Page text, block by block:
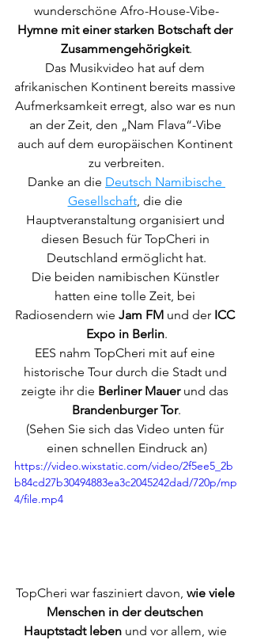
wunderschöne Afro-House-Vibe-
Hymne mit einer starken Botschaft der
Zusammengehörigkeit.
Das Musikvideo hat auf dem
afrikanischen Kontinent bereits massive
Aufmerksamkeit erregt, also war es nun
an der Zeit, den „Nam Flava“-Vibe
auch auf dem europäischen Kontinent
zu verbreiten.
Danke an die Deutsch Namibische
Gesellschaft, die die
Hauptveranstaltung organisiert und
diesen Besuch für TopCheri in
Deutschland ermöglicht hat.
Die beiden namibischen Künstler
hatten eine tolle Zeit, bei
Radiosendern wie Jam FM und der ICC
Expo in Berlin.
EES nahm TopCheri mit auf eine
historische Tour durch die Stadt und
zeigte ihr die Berliner Mauer und das
Brandenburger Tor.
(Sehen Sie sich das Video unten für
einen schnellen Eindruck an)
https://video.wixstatic.com/video/2f5ee5_2b
b84cd27b30494883ea3c2045242dad/720p/mp
4/file.mp4
TopCheri war fasziniert davon, wie viele
Menschen in der deutschen
Hauptstadt leben und vor allem, wie